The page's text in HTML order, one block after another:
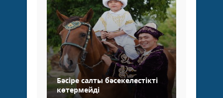
Бәсіре салты бәсекелестікті
көтермейді